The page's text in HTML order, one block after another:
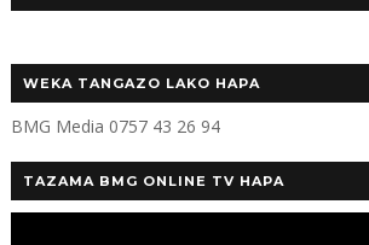
WEKA TANGAZO LAKO HAPA
BMG Media 0757 43 26 94
TAZAMA BMG ONLINE TV HAPA